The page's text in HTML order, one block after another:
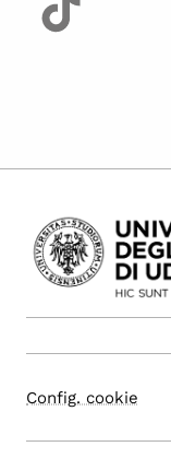
Config. cookie